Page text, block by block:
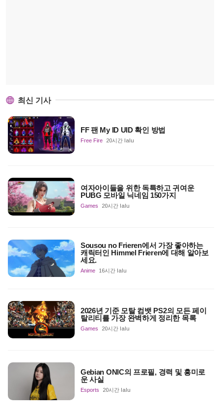
최신 기사
FF 팬 My ID UID 확인 방법
Free Fire 20시간 lalu
여자아이들을 위한 독특하고 귀여운
PUBG 모바일 닉네임 150가지
Games 20시간 lalu
Sousou no Frieren에서 가장 좋아하는
캐릭터인 Himmel Frieren에 대해 알아보
세요.
Anime 16시간 lalu
2026년 기준 모탈 컴뱃 PS2의 모든 페이
탈리티를 가장 완벽하게 정리한 목록
Games 20시간 lalu
Gebian ONIC의 프로필, 경력 및 흥미로
운 사실
Esports 20시간 lalu